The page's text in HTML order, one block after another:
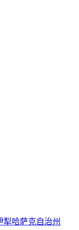
犁哈萨克自治州